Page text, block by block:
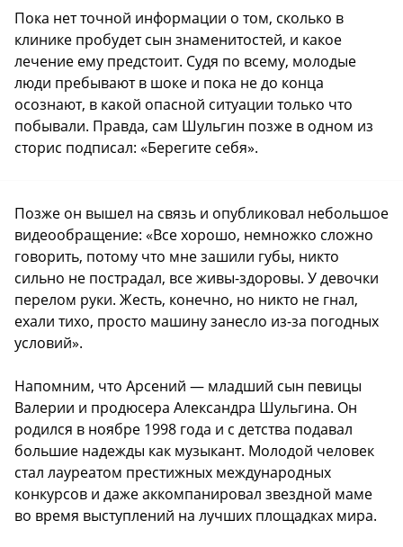
Пока нет точной информации о том, сколько в
клинике пробудет сын знаменитостей, и какое
лечение ему предстоит. Судя по всему, молодые
люди пребывают в шоке и пока не до конца
осознают, в какой опасной ситуации только что
побывали. Правда, сам Шульгин позже в одном из
сторис подписал: «Берегите себя».
Позже он вышел на связь и опубликовал небольшое
видеообращение: «Все хорошо, немножко сложно
говорить, потому что мне зашили губы, никто
сильно не пострадал, все живы-здоровы. У девочки
перелом руки. Жесть, конечно, но никто не гнал,
ехали тихо, просто машину занесло из-за погодных
условий».
Напомним, что Арсений — младший сын певицы
Валерии и продюсера Александра Шульгина. Он
родился в ноябре 1998 года и с детства подавал
большие надежды как музыкант. Молодой человек
стал лауреатом престижных международных
конкурсов и даже аккомпанировал звездной маме
во время выступлений на лучших площадках мира.